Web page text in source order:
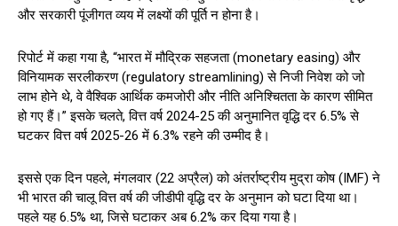
और सरकारी पूंजीगत व्यय में लक्ष्यों की पूर्ति न होना है।
रिपोर्ट में कहा गया है, “भारत में मौद्रिक सहजता (monetary easing) और
विनियामक सरलीकरण (regulatory streamlining) से निजी निवेश को जो
लाभ होने थे, वे वैश्विक आर्थिक कमजोरी और नीति अनिश्चितता के कारण सीमित
हो गए हैं।” इसके चलते, वित्त वर्ष 2024-25 की अनुमानित वृद्धि दर 6.5% से
घटकर वित्त वर्ष 2025-26 में 6.3% रहने की उम्मीद है।
इससे एक दिन पहले, मंगलवार (22 अप्रैल) को अंतर्राष्ट्रीय मुद्रा कोष (IMF) ने
भी भारत की चालू वित्त वर्ष की जीडीपी वृद्धि दर के अनुमान को घटा दिया था।
पहले यह 6.5% था, जिसे घटाकर अब 6.2% कर दिया गया है।